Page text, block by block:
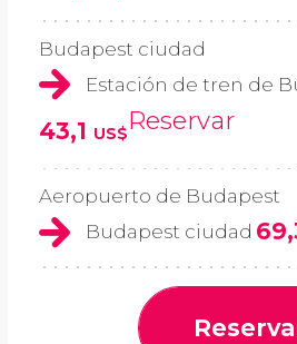
Budapest ciudad
Estación de tren de
43,1 US$Reservar
Aeropuerto de Budapest
Budapest ciudad